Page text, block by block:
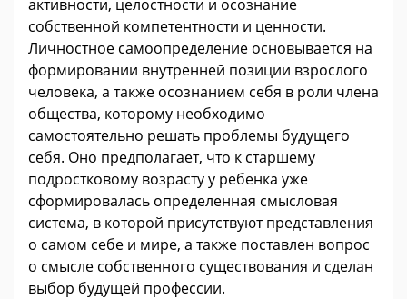
активности, целостности и осознание
собственной компетентности и ценности.
Личностное самоопределение основывается на
формировании внутренней позиции взрослого
человека, а также осознанием себя в роли члена
общества, которому необходимо
самостоятельно решать проблемы будущего
себя. Оно предполагает, что к старшему
подростковому возрасту у ребенка уже
сформировалась определенная смысловая
система, в которой присутствуют представления
о самом себе и мире, а также поставлен вопрос
о смысле собственного существования и сделан
выбор будущей профессии.